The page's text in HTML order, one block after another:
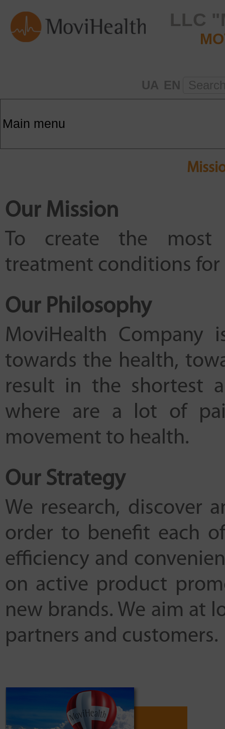
LLC
UA EN
Our Mission
To create the most
treatment conditions for
Our Philosophy
MoviHealth Company
towards the health,
result in the shortest
where are a lot of
movement to health.
Our Strategy
We research, discover
order to benefit each
efficiency and
on active product
new brands. We aim at
partners and customers.